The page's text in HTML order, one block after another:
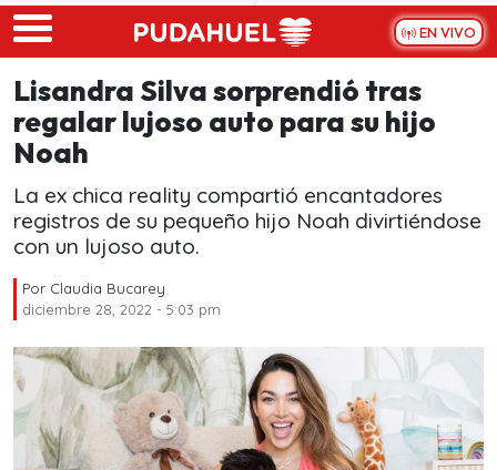
Skip to main content
EN VIVO
Lisandra Silva sorprendió tras
regalar lujoso auto para su hijo
Noah
La ex chica reality compartió encantadores
registros de su pequeño hijo Noah divirtiéndose
con un lujoso auto.
Por Claudia Bucarey
diciembre 28, 2022 - 5:03 pm